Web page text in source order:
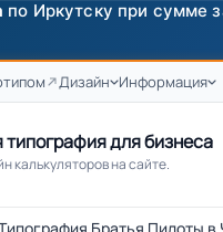
заказ от 3000 ₽ по
Дизайн Информация
типография для бизнеса
калькуляторов на сайте.